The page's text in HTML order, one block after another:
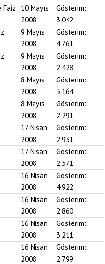
Faiz
10 Mayıs
2008
Gösterim:
3.042
9 Mayıs
2008
Gösterim:
4.761
9 Mayıs
2008
Gösterim:
2.428
8 Mayıs
2008
Gösterim:
3.164
8 Mayıs
2008
Gösterim:
2.291
17 Nisan
2008
Gösterim:
2.931
17 Nisan
2008
Gösterim:
2.571
16 Nisan
2008
Gösterim:
4.922
16 Nisan
2008
Gösterim:
2.860
16 Nisan
2008
Gösterim:
3.211
16 Nisan
2008
Gösterim:
2.799